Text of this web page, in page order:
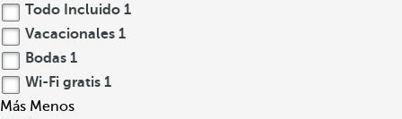
Todo Incluido 1
Vacacionales 1
Bodas 1
Wi-Fi gratis 1
Más Menos